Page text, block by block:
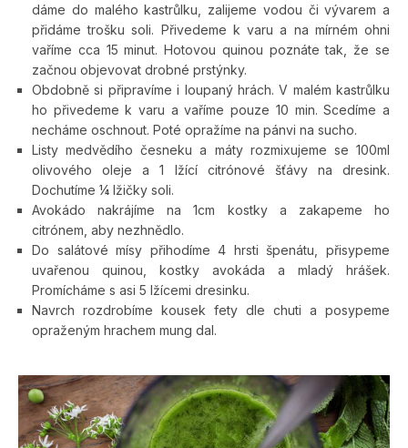
dáme do malého kastrůlku, zalijeme vodou či vývarem a
přidáme trošku soli. Přivedeme k varu a na mírném ohni
vaříme cca 15 minut. Hotovou quinou poznáte tak, že se
začnou objevovat drobné prstýnky.
Obdobně si připravíme i loupaný hrách. V malém kastrůlku
ho přivedeme k varu a vaříme pouze 10 min. Scedíme a
necháme oschnout. Poté opražíme na pánvi na sucho.
Listy medvědího česneku a máty rozmixujeme se 100ml
olivového oleje a 1 lžící citrónové šťávy na dresink.
Dochutíme ¼ lžičky soli.
Avokádo nakrájíme na 1cm kostky a zakapeme ho
citrónem, aby nezhnědlo.
Do salátové mísy přihodíme 4 hrsti špenátu, přisypeme
uvařenou quinou, kostky avokáda a mladý hrášek.
Promícháme s asi 5 lžícemi dresinku.
Navrch rozdrobíme kousek fety dle chuti a posypeme
opraženým hrachem mung dal.